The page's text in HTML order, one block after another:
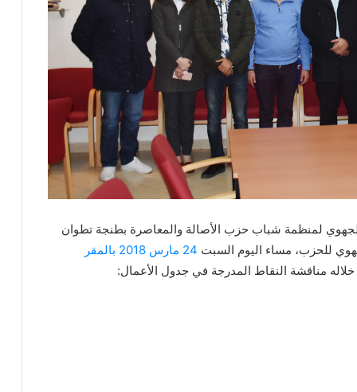
لمنظمة شباب حزب الأصالة والمعاصرة بطنجة تطوان
للحزب، مساء اليوم السبت
24 مارس 2018 بالمقر
مناقشة النقاط المدرجة في جدول الأعمال: